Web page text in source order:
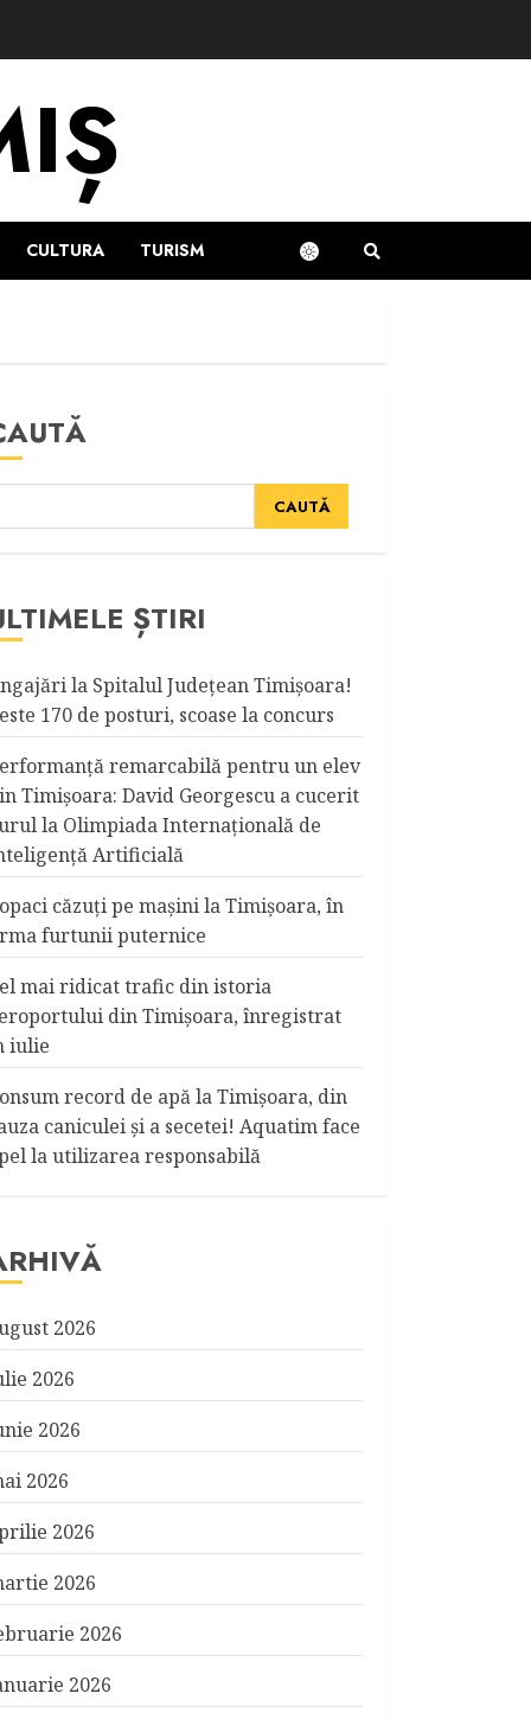
CULTURA TURISM
CAUTĂ
ȘTIRI
la Spitalul Judeţean Timişoara!
170 de posturi, scoase la concurs
remarcabilă pentru un elev
Timișoara: David Georgescu a cucerit
la Olimpiada Internațională de
Artificială
căzuţi pe maşini la Timişoara, în
furtunii puternice
mai ridicat trafic din istoria
din Timişoara, înregistrat
iulie
record de apă la Timişoara, din
caniculei şi a secetei! Aquatim face
la utilizarea responsabilă
2026
2026
2026
2026
2026
2026
2026
2026